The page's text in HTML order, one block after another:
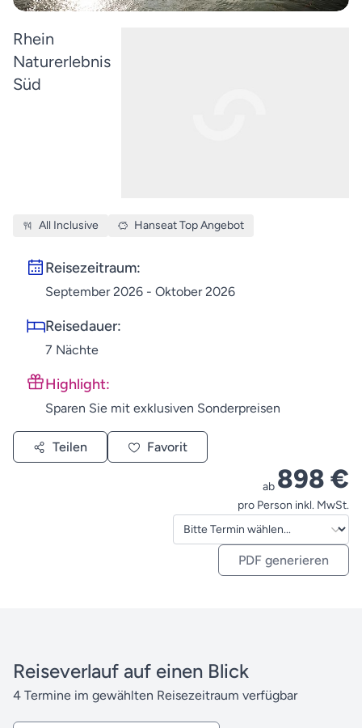
Rhein
Naturerlebnis
Süd
All Inclusive Hanseat Top Angebot
Reisezeitraum:
September 2026 - Oktober 2026
Reisedauer:
7 Nächte
Highlight:
Sparen Sie mit exklusiven Sonderpreisen
Teilen Favorit
ab 898 €
pro Person inkl. MwSt.
PDF generieren
Reiseverlauf auf einen Blick
4 Termine im gewählten Reisezeitraum verfügbar